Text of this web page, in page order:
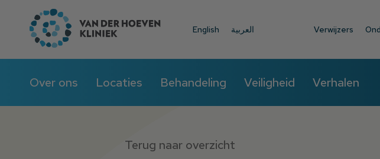
English العربية Verwijzers
Over ons Locaties Behandeling Veiligheid Verhalen
Terug naar overzicht